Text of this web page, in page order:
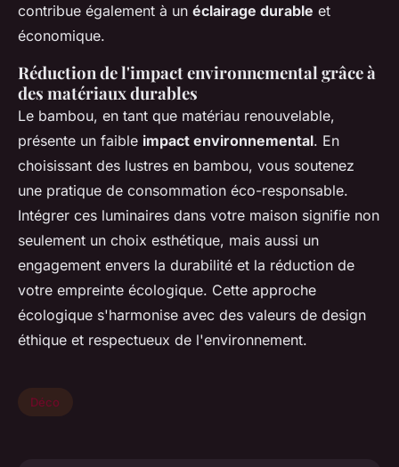
contribue également à un éclairage durable et
économique.
Réduction de l'impact environnemental grâce à
des matériaux durables
Le bambou, en tant que matériau renouvelable,
présente un faible impact environnemental. En
choisissant des lustres en bambou, vous soutenez
une pratique de consommation éco-responsable.
Intégrer ces luminaires dans votre maison signifie non
seulement un choix esthétique, mais aussi un
engagement envers la durabilité et la réduction de
votre empreinte écologique. Cette approche
écologique s'harmonise avec des valeurs de design
éthique et respectueux de l'environnement.
Déco